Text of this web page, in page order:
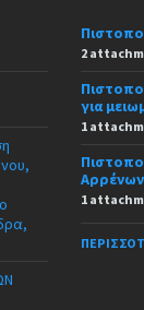
2
για
1
Αρρένων
1